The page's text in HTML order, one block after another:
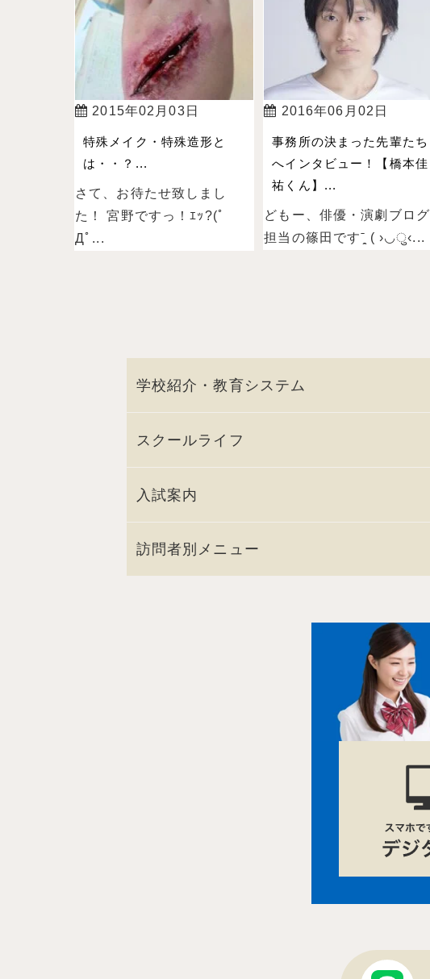
2015年02月03日
特殊メイク・特殊造形と
は・・？...
さて、お待たせ致しまし
た！ 宮野ですっ！ｴｯ?(ﾟ
Дﾟ...
2016年06月02日
事務所の決まった先輩たち
へインタビュー！【橋本佳
祐くん】...
どもー、俳優・演劇ブログ
担当の篠田ですˉ̞̭ ( ›◡ु‹...
学校紹介・教育システム
スクールライフ
入試案内
訪問者別メニュー